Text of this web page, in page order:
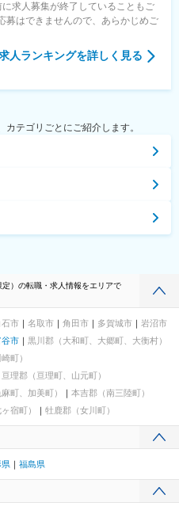
求人募集が終了していることもご
募はできませんので、あらかじめご
人ランキングを詳しく見る
テゴリごとにご紹介します。
）の転職・求人情報をエリアで
石市 名取市 角田市 多賀城市
岩沼市
谷市
黒川郡（大和町、大郷町、大衡村）
町）
亘理郡（亘理町、山元町）
町、加美町）
本吉郡（南三陸町）
宿町） 牡鹿郡（女川町）
県 福島県